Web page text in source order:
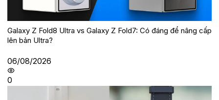
Galaxy Z Fold8 Ultra vs Galaxy Z Fold7: Có đáng để nâng cấp
lên bản Ultra?
06/08/2026
0